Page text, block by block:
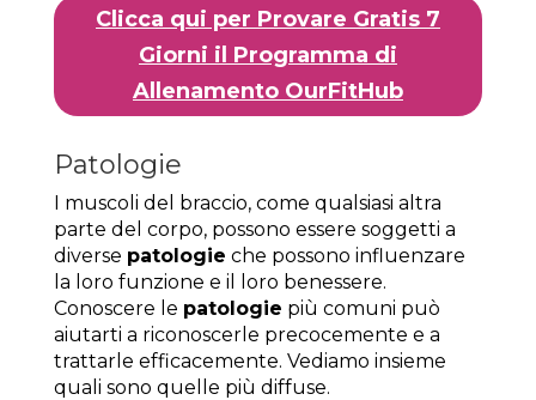
Clicca qui per Provare Gratis 7
Giorni il Programma di
Allenamento OurFitHub
Patologie
I muscoli del braccio, come qualsiasi altra
parte del corpo, possono essere soggetti a
diverse patologie che possono influenzare
la loro funzione e il loro benessere.
Conoscere le patologie più comuni può
aiutarti a riconoscerle precocemente e a
trattarle efficacemente. Vediamo insieme
quali sono quelle più diffuse.